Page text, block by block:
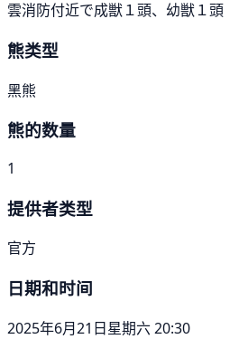
雲消防付近で成獣１頭、幼獣１頭
熊类型
黑熊
熊的数量
1
提供者类型
官方
日期和时间
2025年6月21日星期六 20:30